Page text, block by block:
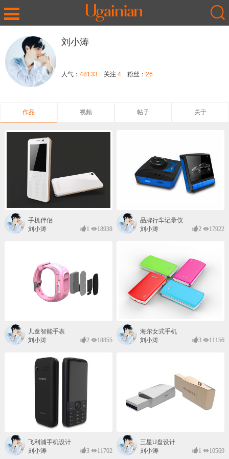
刘小涛
人气： 48133 关注:4 粉丝： 26
作品 视频 帖子 关于
手机伴侣
刘小涛
1 18938
品牌行车记录仪
刘小涛
2 17922
儿童智能手表
刘小涛
2 18855
海尔女式手机
刘小涛
3 11156
飞利浦手机设计
刘小涛
3 11702
三星U盘设计
刘小涛
1 10569